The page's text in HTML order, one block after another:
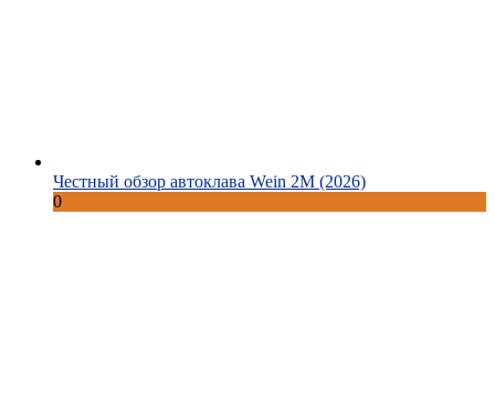
Честный обзор автоклава Wein 2M (2026)
0